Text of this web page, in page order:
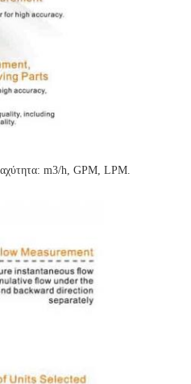
m3/h, GPM, LPM.